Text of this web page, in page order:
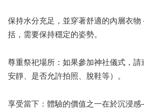
保持水分充足，並穿著舒適的內層衣物
括，需要保持穩定的姿勢。
尊重祭祀場所：如果參加神社儀式，請
安靜、是否允許拍照、脫鞋等）。
享受當下：體驗的價值之一在於沉浸